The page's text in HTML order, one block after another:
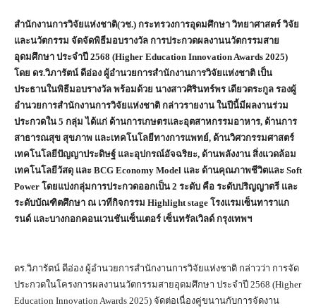
สำนักงานการวิจัยแห่งชาติ(วช.) กระทรวงการอุดมศึกษา วิทยาศาสตร์ วิจัย
และนวัตกรรม จัดจัดพิธีมอบรางวัล การประกวดผลงานนวัตกรรมสาย
อุดมศึกษา ประจำปี 2568 (Higher Education Innovation Awards 2025)
โดย ดร.วิภารัตน์ ดีอ่อง ผู้อำนวยการสำนักงานการวิจัยแห่งชาติ เป็น
ประธานในพิธีมอบรางวัล พร้อมด้วย นางสาวศิรินทร์พร เดียวตระกูล รองผู้
อำนวยการสำนักงานการวิจัยแห่งชาติ กล่าวรายงาน ในปีนี้มีผลงานร่วม
ประกวดใน 5 กลุ่ม ได้แก่ ด้านการเกษตรและอุตสาหกรรมอาหาร, ด้านการ
สาธารณสุข สุขภาพ และเทคโนโลยีทางการแพทย์, ด้านวิศวกรรมศาสตร์
เทคโนโลยีปัญญาประดิษฐ์ และอุปกรณ์อัจฉริยะ, ด้านพลังงาน สิ่งแวดล้อม
เทคโนโลยีวัสดุ และ BCG Economy Model และ ด้านคุณภาพชีวิตและ Soft
Power โดยแบ่งกลุ่มการประกวดออกเป็น 2 ระดับ คือ ระดับปริญญาตรี และ
ระดับบัณฑิตศึกษา ณ เวทีกิจกรรม Highlight stage โรงแรมเซ็นทาราแก
รนด์ และบางกอกคอนเวนชันเซ็นเตอร์ เซ็นทรัลเวิลด์ กรุงเทพฯ
ดร.วิภารัตน์ ดีอ่อง ผู้อำนวยการสำนักงานการวิจัยแห่งชาติ กล่าวว่า การจัด
ประกวดในโครงการผลงานนวัตกรรมสายอุดมศึกษา ประจำปี 2568 (Higher
Education Innovation Awards 2025) จัดต่อเนื่องคู่ขนานกับการจัดงาน